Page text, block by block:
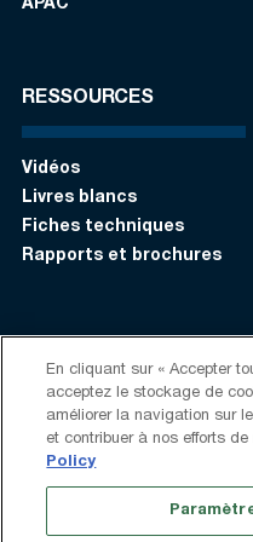
APAC
RESSOURCES
Vidéos
Livres blancs
Fiches techniques
Rapports et brochures
S’identifier
Suivez-nous:
Déclaration sur
En cliquant sur « Accepter
acceptez le stockage de
améliorer la navigation sur
et contribuer à nos efforts de
Policy